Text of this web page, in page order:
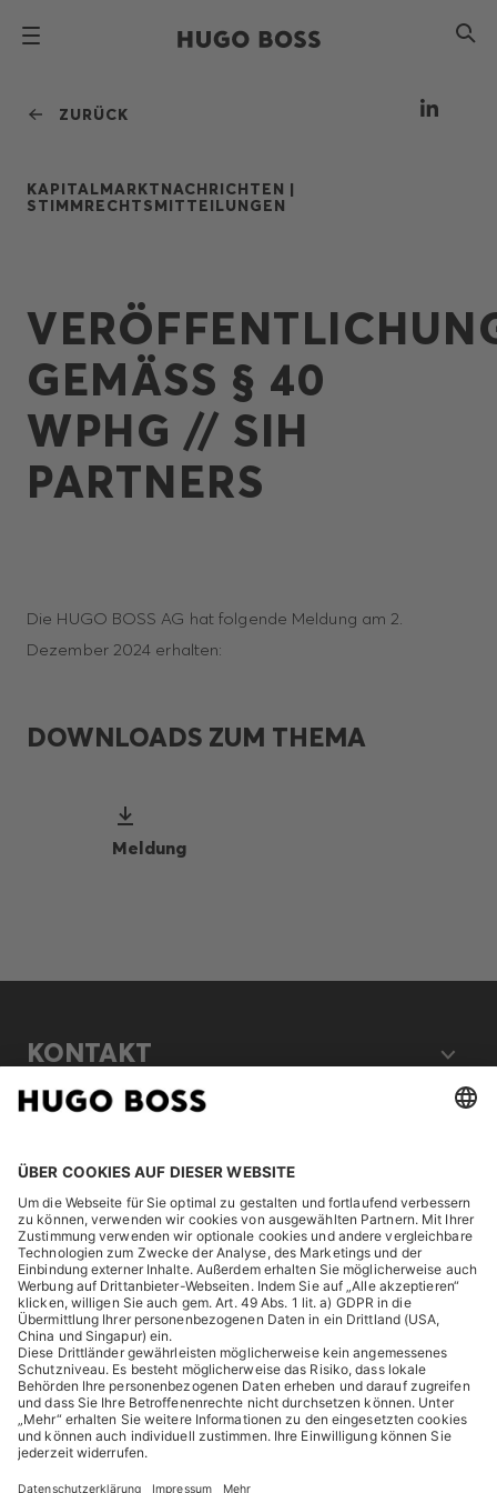
ZURÜCK
KAPITALMARKTNACHRICHTEN |
STIMMRECHTSMITTEILUNGEN
GEMÄSS § 40
WPHG // SIH
PARTNERS
Die HUGO BOSS AG hat folgende Meldung am 2.
Dezember 2024 erhalten:
DOWNLOADS ZUM THEMA
Meldung
KONTAKT
ENTDECKEN
HUGO BOSS Corporate